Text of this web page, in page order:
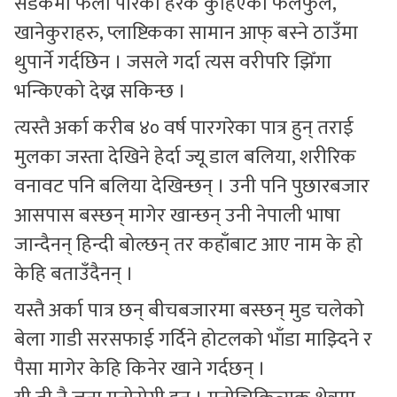
खानेकुराहरु, प्लाष्टिकका सामान आफ् बस्ने ठाउँमा
थुपार्ने गर्दछिन । जसले गर्दा त्यस वरीपरि झिँगा
भन्किएको देख्न सकिन्छ ।
त्यस्तै अर्का करीब ४० वर्ष पारगरेका पात्र हुन् तराई
मुलका जस्ता देखिने हेर्दा ज्यू डाल बलिया, शरीरिक
वनावट पनि बलिया देखिन्छन् । उनी पनि पुछारबजार
आसपास बस्छन् मागेर खान्छन् उनी नेपाली भाषा
जान्दैनन् हिन्दी बोल्छन् तर कहाँबाट आए नाम के हो
केहि बताउँदैनन् ।
यस्तै अर्का पात्र छन् बीचबजारमा बस्छन् मुड चलेको
बेला गाडी सरसफाई गर्दिने होटलको भाँडा माझ्दिने र
पैसा मागेर केहि किनेर खाने गर्दछन् ।